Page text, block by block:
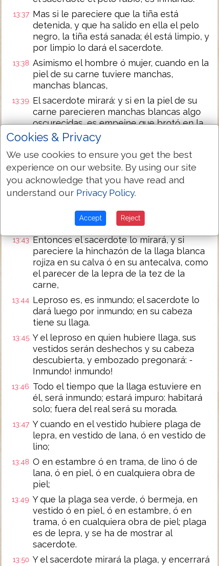
13:37 Mas si le pareciere que la tiña está
detenida, y que ha salido en ella el pelo
negro, la tiña está sanada; él está limpio, y
por limpio lo dará el sacerdote.
13:38 Asimismo el hombre ó mujer, cuando en la
piel de su carne tuviere manchas,
manchas blancas,
13:39 El sacerdote mirará: y si en la piel de su
carne parecieren manchas blancas algo
oscurecidas, es empeine que brotó en la
piel, está limpia la persona.
13:40
Y el hombre, cuando se le pelare la
cabeza, es calvo, mas limpio.
Y si á la parte de su rostro se le pelare la
cabeza, es calvo por delante, pero limpio.
hubiere llaga blanca rojiza, lepra es que
brota en su calva ó en su antecalva.
13:43 Entonces el sacerdote lo mirará, y si
pareciere la hinchazón de la llaga blanca
rojiza en su calva ó en su antecalva, como
el parecer de la lepra de la tez de la
carne,
13:44 Leproso es, es inmundo; el sacerdote lo
dará luego por inmundo; en su cabeza
tiene su llaga.
13:45 Y el leproso en quien hubiere llaga, sus
vestidos serán deshechos y su cabeza
descubierta, y embozado pregonará: ­
Inmundo! ­inmundo!
13:46 Todo el tiempo que la llaga estuviere en
él, será inmundo; estará impuro: habitará
solo; fuera del real será su morada.
13:47 Y cuando en el vestido hubiere plaga de
lepra, en vestido de lana, ó en vestido de
lino;
13:48 O en estambre ó en trama, de lino ó de
lana, ó en piel, ó en cualquiera obra de
piel;
13:49 Y que la plaga sea verde, ó bermeja, en
vestido ó en piel, ó en estambre, ó en
trama, ó en cualquiera obra de piel; plaga
es de lepra, y se ha de mostrar al
sacerdote.
13:50 Y el sacerdote mirará la plaga, y encerrará
Cookies & Privacy
We use cookies to ensure you get the best
experience on our website. By using our site
you acknowledge that you have read and
understand our Privacy Policy.
Accept Reject